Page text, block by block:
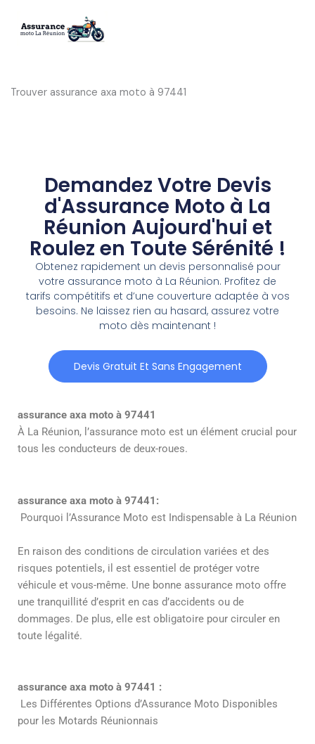
Trouver assurance axa moto à 97441
Demandez Votre Devis
d'Assurance Moto à La
Réunion Aujourd'hui et
Roulez en Toute Sérénité !
Obtenez rapidement un devis personnalisé pour
votre assurance moto à La Réunion. Profitez de
tarifs compétitifs et d’une couverture adaptée à vos
besoins. Ne laissez rien au hasard, assurez votre
moto dès maintenant !
Devis Gratuit Et Sans Engagement
assurance axa moto à 97441
À La Réunion, l’assurance moto est un élément crucial pour
tous les conducteurs de deux-roues.
assurance axa moto à 97441:
Pourquoi l’Assurance Moto est Indispensable à La Réunion
En raison des conditions de circulation variées et des
risques potentiels, il est essentiel de protéger votre
véhicule et vous-même. Une bonne assurance moto offre
une tranquillité d’esprit en cas d’accidents ou de
dommages. De plus, elle est obligatoire pour circuler en
toute légalité.
assurance axa moto à 97441 :
Les Différentes Options d’Assurance Moto Disponibles
pour les Motards Réunionnais